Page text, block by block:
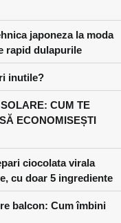
japoneza la moda
rapid dulapurile
inutile?
CUM TE
ECONOMISEȘTI
ciocolata virala
cu doar 5 ingrediente
balcon: Cum îmbini